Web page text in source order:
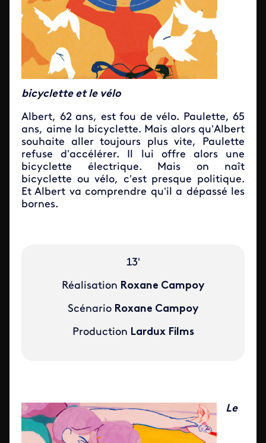
bicyclette et le vélo
Albert, 62 ans, est fou de vélo. Paulette, 65
ans, aime la bicyclette. Mais alors qu’Albert
souhaite aller toujours plus vite, Paulette
refuse d’accélérer. Il lui offre alors une
bicyclette électrique. Mais on naît
bicyclette ou vélo, c’est presque politique.
Et Albert va comprendre qu’il a dépassé les
bornes.
13'
Réalisation Roxane Campoy
Scénario Roxane Campoy
Production Lardux Films
Le